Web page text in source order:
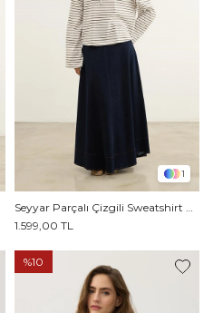
1
1.599,00 TL
%10